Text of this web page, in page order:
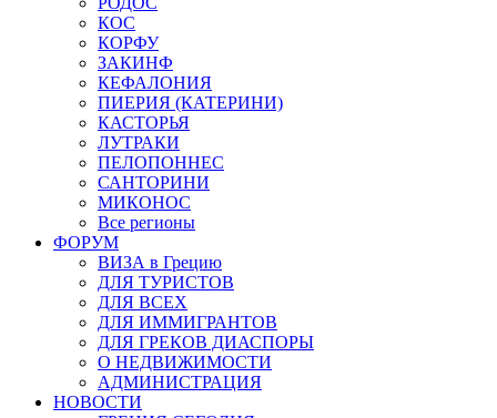
КОС
КОРФУ
ЗАКИНФ
КЕФАЛОНИЯ
ПИЕРИЯ (КАТЕРИНИ)
КАСТОРЬЯ
ЛУТРАКИ
ПЕЛОПОННЕС
САНТОРИНИ
МИКОНОС
Все регионы
ФОРУМ
ВИЗА в Грецию
ДЛЯ ТУРИСТОВ
ДЛЯ ВСЕХ
ДЛЯ ИММИГРАНТОВ
ДЛЯ ГРЕКОВ ДИАСПОРЫ
О НЕДВИЖИМОСТИ
АДМИНИСТРАЦИЯ
НОВОСТИ